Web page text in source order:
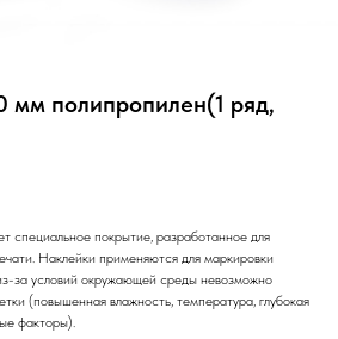
мм полипропилен(1 ряд,
специальное покрытие, разработанное для
Наклейки применяются для маркировки
за условий окружающей среды невозможно
(повышенная влажность, температура, глубокая
факторы).